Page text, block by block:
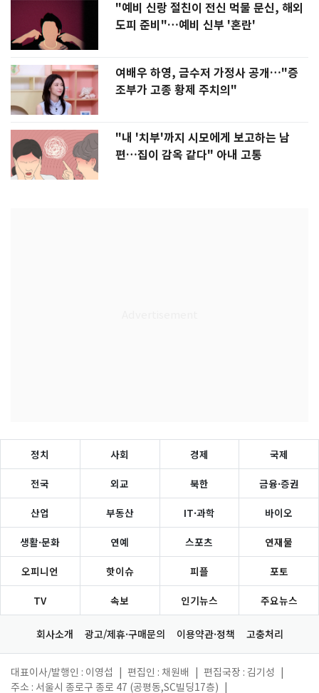
"예비 신랑 절친이 전신 먹물 문신, 해외
도피 준비"…예비 신부 '혼란'
여배우 하영, 금수저 가정사 공개…"증
조부가 고종 황제 주치의"
"내 '치부'까지 시모에게 보고하는 남
편…집이 감옥 같다" 아내 고통
정치 사회 경제 국제
전국 외교 북한 금융·증권
산업 부동산 IT·과학 바이오
생활·문화 연예 스포츠 연재물
오피니언 핫이슈 피플 포토
TV 속보 인기뉴스 주요뉴스
회사소개 광고/제휴·구매문의 이용약관·정책 고충처리
대표이사/발행인 : 이영섭 편집인 : 채원배 편집국장 : 김기성
주소 : 서울시 종로구 종로 47 (공평동,SC빌딩17층)